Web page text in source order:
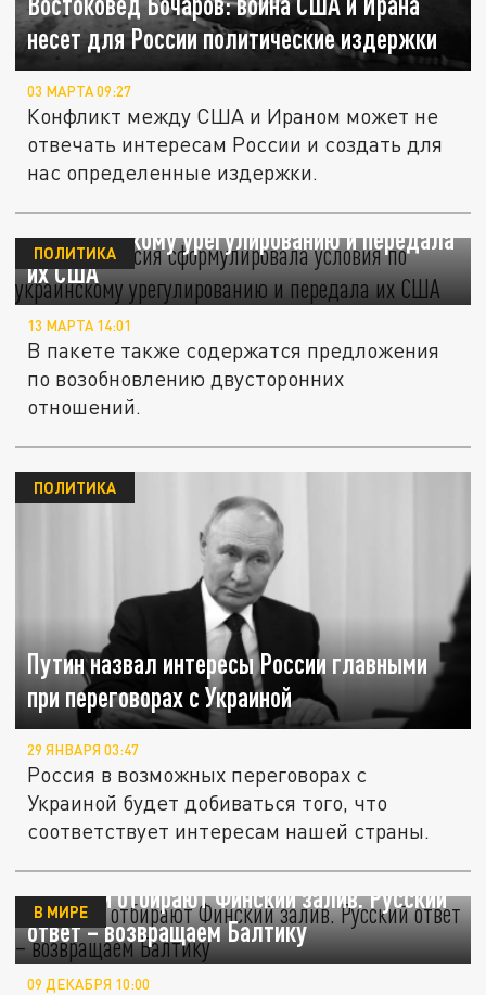
несет для России политические издержки
03 МАРТА 09:27
Конфликт между США и Ираном может не
отвечать интересам России и создать для
нас определенные издержки.
Reuters: Россия сформулировала условия
по украинскому урегулированию и передала
их США
ПОЛИТИКА
13 МАРТА 14:01
В пакете также содержатся предложения
по возобновлению двусторонних
отношений.
Путин назвал интересы России главными
при переговорах с Украиной
ПОЛИТИКА
29 ЯНВАРЯ 03:47
Россия в возможных переговорах с
Украиной будет добиваться того, что
соответствует интересам нашей страны.
У России отбирают Финский залив. Русский
ответ – возвращаем Балтику
В МИРЕ
09 ДЕКАБРЯ 10:00